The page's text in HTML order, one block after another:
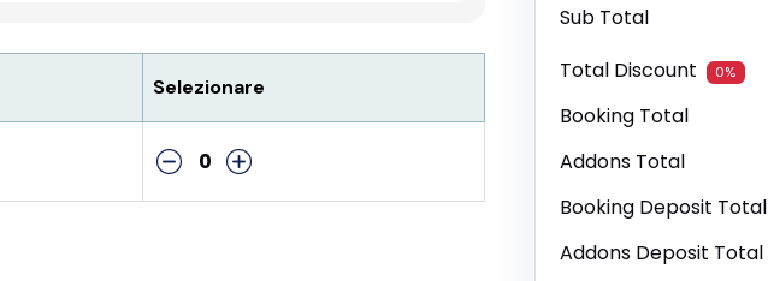
Selezionare
0
Sub Total
Total Discount 0%
Booking Total
Addons Total
Booking Deposit Total
Addons Deposit Total